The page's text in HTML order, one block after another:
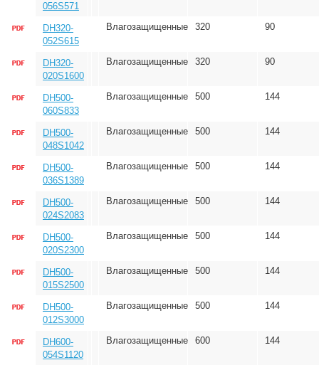
056S571
DH320-
052S615
Влагозащищенные 320 90
DH320-
020S1600
Влагозащищенные 320 90
DH500-
060S833
Влагозащищенные 500 144
DH500-
048S1042
Влагозащищенные 500 144
DH500-
036S1389
Влагозащищенные 500 144
DH500-
024S2083
Влагозащищенные 500 144
DH500-
020S2300
Влагозащищенные 500 144
DH500-
015S2500
Влагозащищенные 500 144
DH500-
012S3000
Влагозащищенные 500 144
DH600-
054S1120
Влагозащищенные 600 144